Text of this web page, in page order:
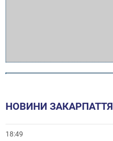
НОВИНИ ЗАКАРПАТТЯ
18:49